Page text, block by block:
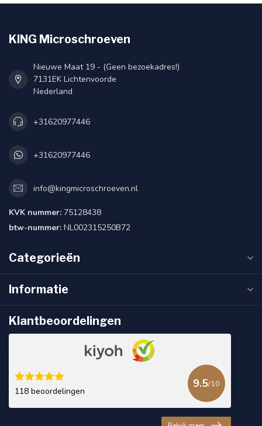
KING Microschroeven
Nieuwe Maat 19 - (Geen bezoekadres!)
7131EK Lichtenvoorde
Nederland
+31620977446
+31620977446
info@kingmicroschroeven.nl
KVK nummer: 75128438
btw-nummer: NL002315250B72
Categorieën
Informatie
Klantbeoordelingen
118 beoordelingen
9.5/10